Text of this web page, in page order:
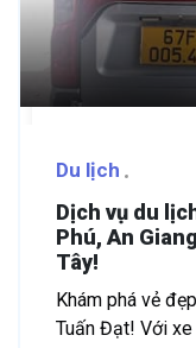
Du lịch
Dịch vụ du
Phú, An
Tây!
Khám phá vẻ
Tuấn Đạt! Với xe